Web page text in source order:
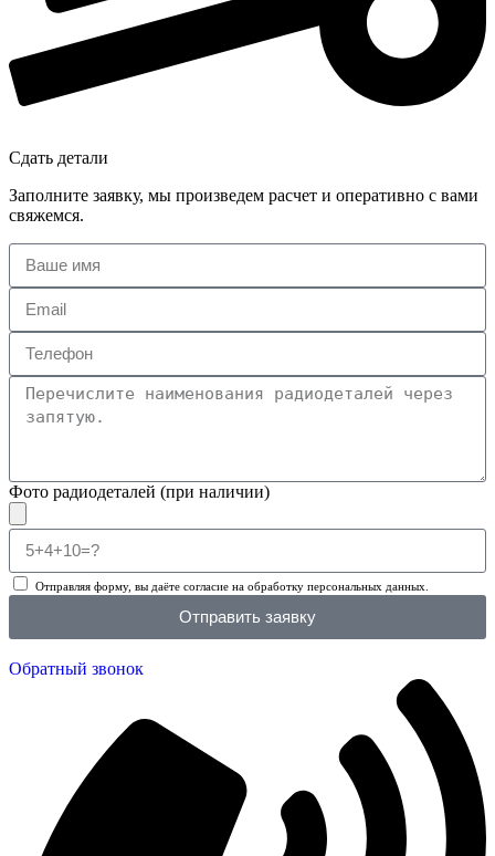
Сдать детали
Заполните заявку, мы произведем расчет и оперативно с вами
свяжемся.
Фото радиодеталей (при наличии)
Отправляя форму, вы даёте согласие на обработку персональных данных.
Отправить заявку
Обратный звонок